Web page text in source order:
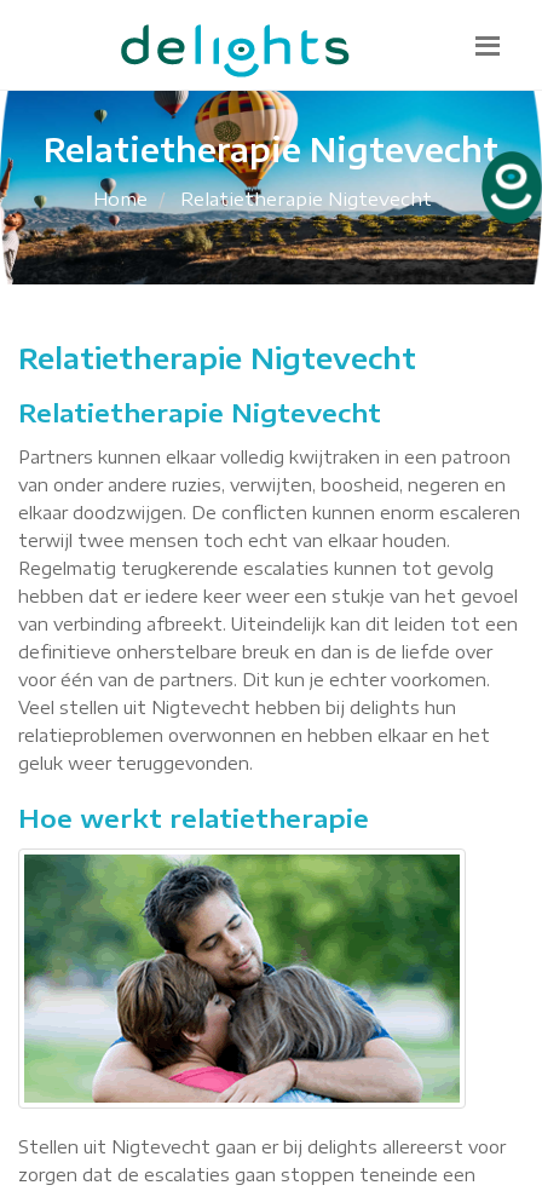
085 130 1482
info@delights.nu
Relatietherapie Nigtevecht
Home Relatietherapie Nigtevecht
Relatietherapie Nigtevecht
Relatietherapie Nigtevecht
Partners kunnen elkaar volledig kwijtraken in een patroon
van onder andere ruzies, verwijten, boosheid, negeren en
elkaar doodzwijgen. De conflicten kunnen enorm escaleren
terwijl twee mensen toch echt van elkaar houden.
Regelmatig terugkerende escalaties kunnen tot gevolg
hebben dat er iedere keer weer een stukje van het gevoel
van verbinding afbreekt. Uiteindelijk kan dit leiden tot een
definitieve onherstelbare breuk en dan is de liefde over
voor één van de partners. Dit kun je echter voorkomen.
Veel stellen uit Nigtevecht hebben bij delights hun
relatieproblemen overwonnen en hebben elkaar en het
geluk weer teruggevonden.
Hoe werkt relatietherapie
Stellen uit Nigtevecht gaan er bij delights allereerst voor
zorgen dat de escalaties gaan stoppen teneinde een